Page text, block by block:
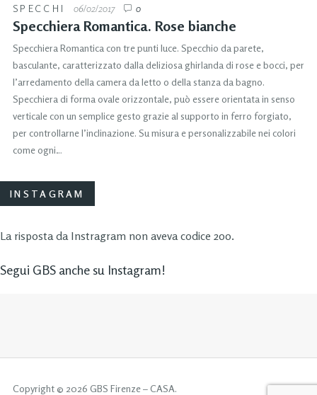
SPECCHI 06/02/2017 0
Specchiera Romantica. Rose bianche
Specchiera Romantica con tre punti luce. Specchio da parete,
basculante, caratterizzato dalla deliziosa ghirlanda di rose e bocci, per
l’arredamento della camera da letto o della stanza da bagno.
Specchiera di forma ovale orizzontale, può essere orientata in senso
verticale con un semplice gesto grazie al supporto in ferro forgiato,
per controllarne l’inclinazione. Su misura e personalizzabile nei colori
come ogni…
INSTAGRAM
La risposta da Instragram non aveva codice 200.
Segui GBS anche su Instagram!
Copyright © 2026 GBS Firenze – CASA.